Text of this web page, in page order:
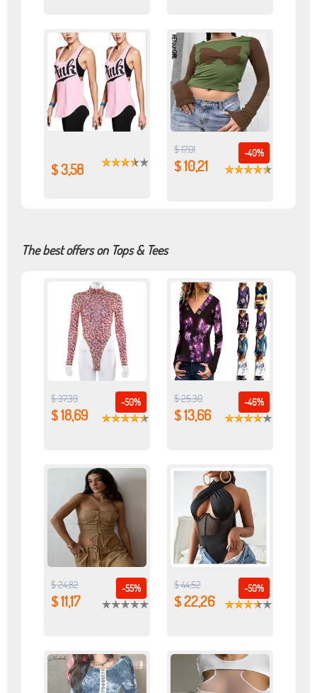
$ 3,58
-40%
$ 17,01
$ 10,21
The best offers on Tops & Tees
-50%
$ 37,39
$ 18,69
-46%
$ 25,30
$ 13,66
-55%
$ 24,82
$ 11,17
-50%
$ 44,52
$ 22,26